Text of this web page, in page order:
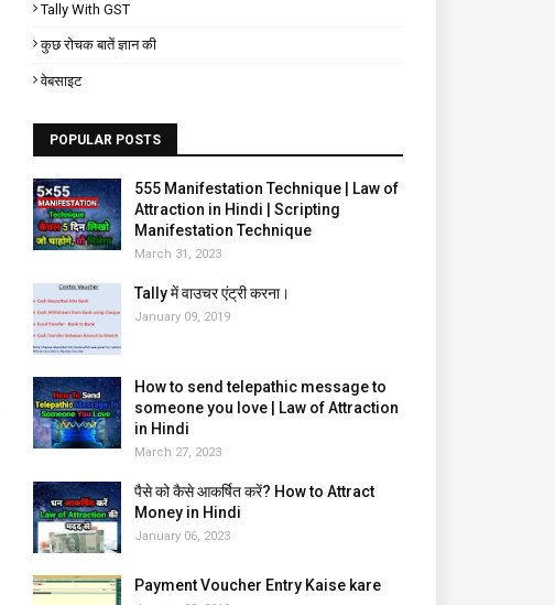
Tally With GST
कुछ रोचक बातें ज्ञान की
वेबसाइट
POPULAR POSTS
555 Manifestation Technique | Law of
Attraction in Hindi | Scripting
Manifestation Technique
March 31, 2023
Tally में वाउचर एंट्री करना।
January 09, 2019
How to send telepathic message to
someone you love | Law of Attraction
in Hindi
March 27, 2023
पैसे को कैसे आकर्षित करें? How to Attract
Money in Hindi
January 06, 2023
Payment Voucher Entry Kaise kare